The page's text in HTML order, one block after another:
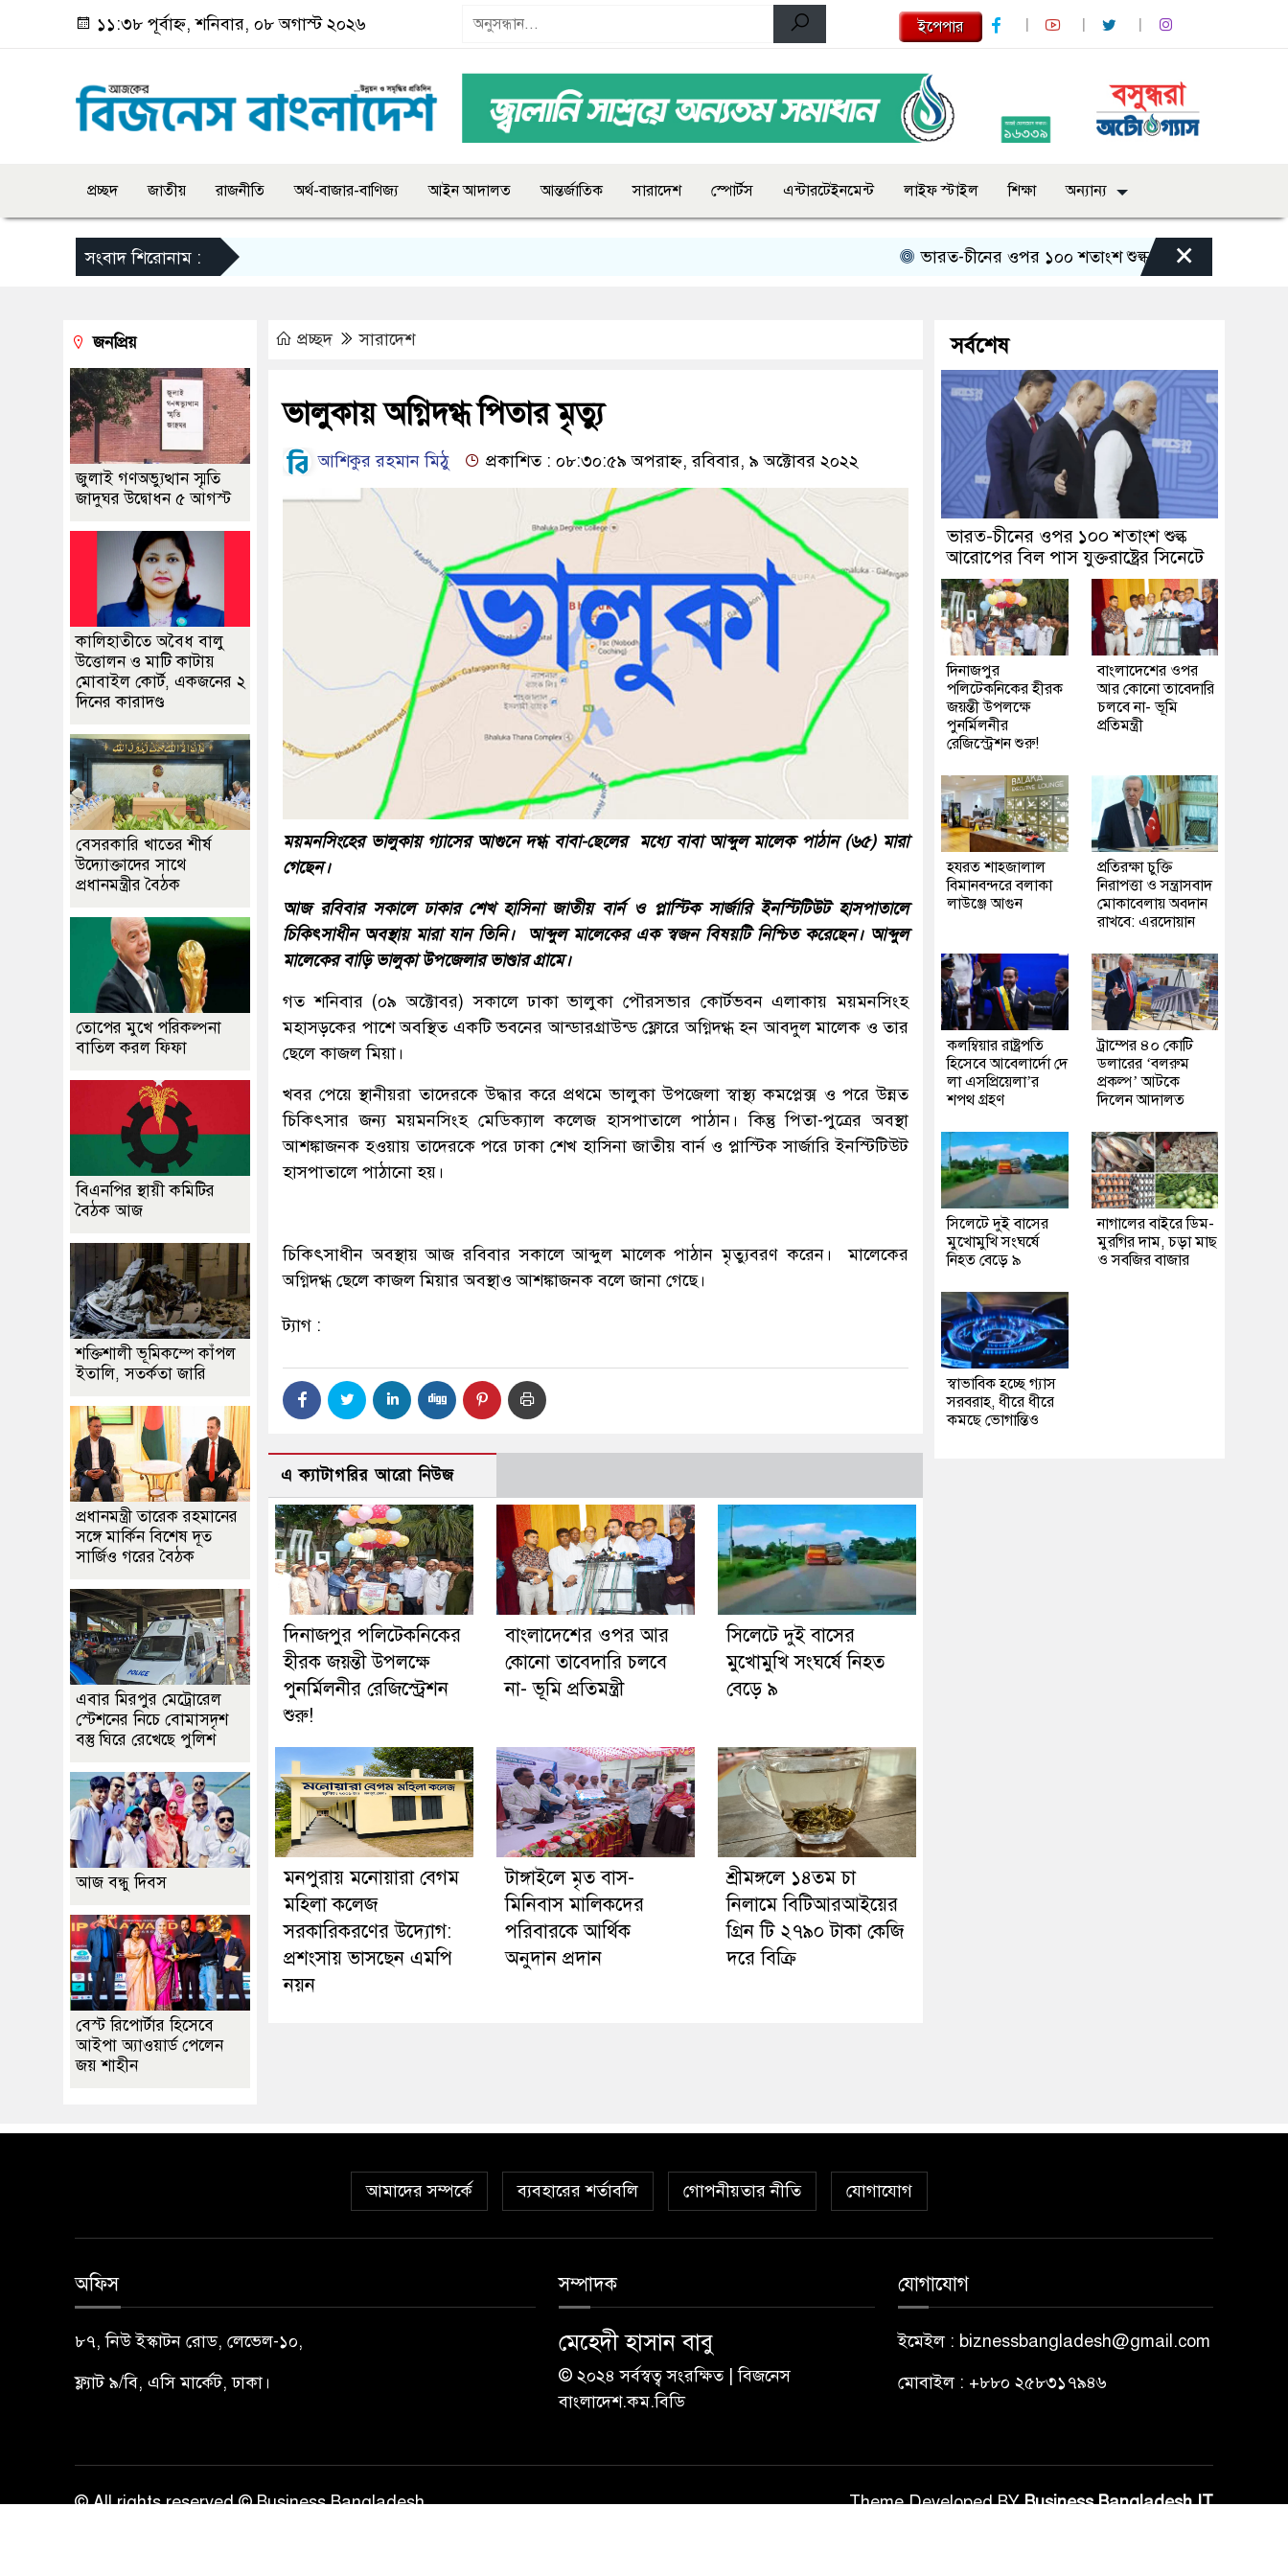
১১:৩৮ পূর্বাহ্ন, শনিবার, ০৮ অগাস্ট ২০২৬ ইপেপার
প্রচ্ছদ জাতীয় রাজনীতি অর্থ-বাজার-বাণিজ্য আইন আদালত আন্তর্জাতিক সারাদেশ স্পোর্টস এন্টারটেইনমেন্ট লাইফ স্টাইল শিক্ষা অন্যান্য
সংবাদ শিরোনাম : ভারত-চীনের ওপর ১০০ শতাংশ শুল্ক আরোপের বিল পাস
×
প্রচ্ছদ সারাদেশ
ভালুকায় অগ্নিদগ্ধ পিতার মৃত্যু
আশিকুর রহমান মিঠু প্রকাশিত : ০৮:৩০:৫৯ অপরাহ্ন, রবিবার, ৯ অক্টোবর ২০২২
ময়মনসিংহের ভালুকায় গ্যাসের আগুনে দগ্ধ বাবা-ছেলের মধ্যে বাবা আব্দুল মালেক পাঠান (৬৫) মারা
গেছেন।
আজ রবিবার সকালে ঢাকার শেখ হাসিনা জাতীয় বার্ন ও প্লাস্টিক সার্জারি ইনস্টিটিউট হাসপাতালে
চিকিৎসাধীন অবস্থায় মারা যান তিনি। আব্দুল মালেকের এক স্বজন বিষয়টি নিশ্চিত করেছেন। আব্দুল
মালেকের বাড়ি ভালুকা উপজেলার ভাণ্ডার গ্রামে।
গত শনিবার (০৯ অক্টোবর) সকালে ঢাকা ভালুকা পৌরসভার কোর্টভবন এলাকায় ময়মনসিংহ
মহাসড়কের পাশে অবস্থিত একটি ভবনের আন্ডারগ্রাউন্ড ফ্লোরে অগ্নিদগ্ধ হন আবদুল মালেক ও তার
ছেলে কাজল মিয়া।
খবর পেয়ে স্থানীয়রা তাদেরকে উদ্ধার করে প্রথমে ভালুকা উপজেলা স্বাস্থ্য কমপ্লেক্স ও পরে উন্নত
চিকিৎসার জন্য ময়মনসিংহ মেডিক্যাল কলেজ হাসপাতালে পাঠান। কিন্তু পিতা-পুত্রের অবস্থা
আশঙ্কাজনক হওয়ায় তাদেরকে পরে ঢাকা শেখ হাসিনা জাতীয় বার্ন ও প্লাস্টিক সার্জারি ইনস্টিটিউট
হাসপাতালে পাঠানো হয়।
চিকিৎসাধীন অবস্থায় আজ রবিবার সকালে আব্দুল মালেক পাঠান মৃত্যুবরণ করেন। মালেকের
অগ্নিদগ্ধ ছেলে কাজল মিয়ার অবস্থাও আশঙ্কাজনক বলে জানা গেছে।
ট্যাগ :
এ ক্যাটাগরির আরো নিউজ
দিনাজপুর পলিটেকনিকের
হীরক জয়ন্তী উপলক্ষে
পুনর্মিলনীর রেজিস্ট্রেশন
শুরু!
বাংলাদেশের ওপর আর
কোনো তাবেদারি চলবে
না- ভূমি প্রতিমন্ত্রী
সিলেটে দুই বাসের
মুখোমুখি সংঘর্ষে নিহত
বেড়ে ৯
মনপুরায় মনোয়ারা বেগম
মহিলা কলেজ
সরকারিকরণের উদ্যোগ:
প্রশংসায় ভাসছেন এমপি
নয়ন
টাঙ্গাইলে মৃত বাস-
মিনিবাস মালিকদের
পরিবারকে আর্থিক
অনুদান প্রদান
শ্রীমঙ্গলে ১৪তম চা
নিলামে বিটিআরআইয়ের
গ্রিন টি ২৭৯০ টাকা কেজি
দরে বিক্রি
জনপ্রিয়
জুলাই গণঅভ্যুত্থান স্মৃতি
জাদুঘর উদ্বোধন ৫ আগস্ট
কালিহাতীতে অবৈধ বালু
উত্তোলন ও মাটি কাটায়
মোবাইল কোর্ট, একজনের ২
দিনের কারাদণ্ড
বেসরকারি খাতের শীর্ষ
উদ্যোক্তাদের সাথে
প্রধানমন্ত্রীর বৈঠক
তোপের মুখে পরিকল্পনা
বাতিল করল ফিফা
বিএনপির স্থায়ী কমিটির
বৈঠক আজ
শক্তিশালী ভূমিকম্পে কাঁপল
ইতালি, সতর্কতা জারি
প্রধানমন্ত্রী তারেক রহমানের
সঙ্গে মার্কিন বিশেষ দূত
সার্জিও গরের বৈঠক
এবার মিরপুর মেট্রোরেল
স্টেশনের নিচে বোমাসদৃশ
বস্তু ঘিরে রেখেছে পুলিশ
আজ বন্ধু দিবস
বেস্ট রিপোর্টার হিসেবে
আইপা অ্যাওয়ার্ড পেলেন
জয় শাহীন
সর্বশেষ
ভারত-চীনের ওপর ১০০ শতাংশ শুল্ক
আরোপের বিল পাস যুক্তরাষ্ট্রের সিনেটে
দিনাজপুর
পলিটেকনিকের হীরক
জয়ন্তী উপলক্ষে
পুনর্মিলনীর
রেজিস্ট্রেশন শুরু!
বাংলাদেশের ওপর
আর কোনো তাবেদারি
চলবে না- ভূমি
প্রতিমন্ত্রী
হযরত শাহজালাল
বিমানবন্দরে বলাকা
লাউঞ্জে আগুন
প্রতিরক্ষা চুক্তি
নিরাপত্তা ও সন্ত্রাসবাদ
মোকাবেলায় অবদান
রাখবে: এরদোয়ান
কলম্বিয়ার রাষ্ট্রপতি
হিসেবে আবেলার্দো দে
লা এসপ্রিয়েলা’র
শপথ গ্রহণ
ট্রাম্পের ৪০ কোটি
ডলারের ‘বলরুম
প্রকল্প’ আটকে
দিলেন আদালত
সিলেটে দুই বাসের
মুখোমুখি সংঘর্ষে
নিহত বেড়ে ৯
নাগালের বাইরে ডিম-
মুরগির দাম, চড়া মাছ
ও সবজির বাজার
স্বাভাবিক হচ্ছে গ্যাস
সরবরাহ, ধীরে ধীরে
কমছে ভোগান্তিও
আমাদের সম্পর্কে ব্যবহারের শর্তাবলি গোপনীয়তার নীতি যোগাযোগ
অফিস
৮৭, নিউ ইস্কাটন রোড, লেভেল-১০,
ফ্ল্যাট ৯/বি, এসি মার্কেট, ঢাকা।
সম্পাদক
মেহেদী হাসান বাবু
© ২০২৪ সর্বস্বত্ব সংরক্ষিত | বিজনেস
বাংলাদেশ.কম.বিডি
যোগাযোগ
ইমেইল : biznessbangladesh@gmail.com
মোবাইল : +৮৮০ ২৫৮৩১৭৯৪৬
© All rights reserved © Business Bangladesh Theme Developed BYBusiness Bangladesh IT